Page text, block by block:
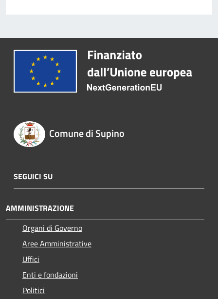
Comune di Supino
SEGUICI SU
AMMINISTRAZIONE
Organi di Governo
Aree Amministrative
Uffici
Enti e fondazioni
Politici